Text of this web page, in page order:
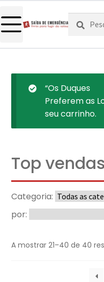
Pesquisar
por:
Pesquisa
“Os Duques
Preferem as
seu carrinho.
Top vendas
Categoria:
por:
A mostrar 21–40 de 40